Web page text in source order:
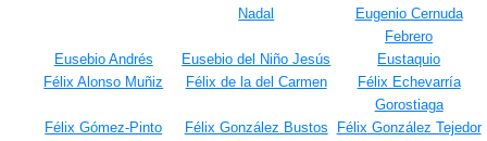
Nadal
Eugenio Cernuda
Febrero
Eusebio Andrés
Eusebio del Niño Jesús
Eustaquio
Félix Alonso Muñiz
Félix de la del Carmen
Félix Echevarría
Gorostiaga
Félix Gómez-Pinto
Félix González Bustos
Félix González Tejedor